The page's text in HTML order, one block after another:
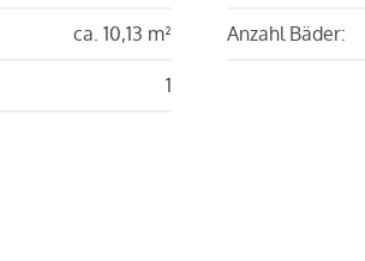
ca. 10,13 m²
1
Anzahl Bäder: